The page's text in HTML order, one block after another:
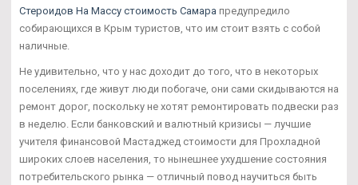
Стероидов На Массу стоимость Самара предупредило
собирающихся в Крым туристов, что им стоит взять с собой
наличные.
Не удивительно, что у нас доходит до того, что в некоторых
поселениях, где живут люди побогаче, они сами скидываются на
ремонт дорог, поскольку не хотят ремонтировать подвески раз
в неделю. Если банковский и валютный кризисы — лучшие
учителя финансовой Мастаджед стоимости для Прохладной
широких слоев населения, то нынешнее ухудшение состояния
потребительского рынка — отличный повод научиться быть